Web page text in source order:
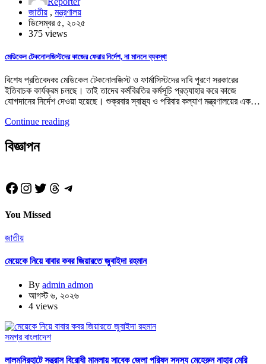
জাতীয় , মন্ত্রণালয়
ডিসেম্বর ৫, ২০২৫
375 views
মেডিকেল টেকনোলজিস্টদের কাজের ফেরার নির্দেশ, না মানলে ব্যবস্থা
বিশেষ প্রতিবেদকঃ মেডিকেল টেকনোলজিস্ট ও ফার্মাসিস্টদের দাবি পূরণে সরকারের
ইতিবাচক কার্যক্রম চলছে। তাই তাদের কর্মবিরতির কর্মসূচি প্রত্যাহার করে কাজে
যোগদানের নির্দেশ দেওয়া হয়েছে। শুক্রবার স্বাস্থ্য ও পরিবার কল্যাণ মন্ত্রণালয়ের এক…
Continue reading
বিজ্ঞাপন
Facebook
Instagram
Twitter
Threads
Telegram
You Missed
জাতীয়
মেয়েকে নিয়ে বাবার কবর জিয়ারতে জুবাইদা রহমান
By admin admon
আগস্ট ৬, ২০২৬
4 views
সমগ্র বাংলাদেশ
লালমনিরহাটে সন্ত্রাস বিরোধী মামলায় সাবেক জেলা পরিষদ সদস্য মেহেরুন নাহার মেরি